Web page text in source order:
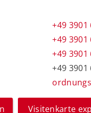
+49 3901
+49 3901
+49 3901
+49 3901
Visitenkarte